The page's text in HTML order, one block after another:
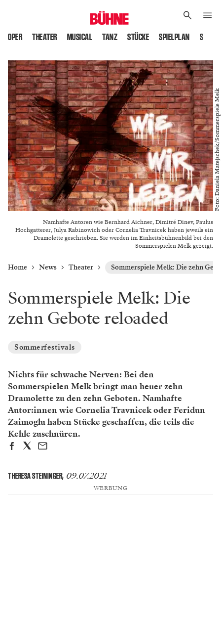
OPER THEATER MUSICAL TANZ STÜCKE SPIELPLAN
Namhafte Autoren wie Bernhard Aichner, Dimitré Dinev, Paulus
Hochgatterer, Julya Rabinowich oder Cornelia Travnicek haben jeweils ein
Dramolette geschrieben. Sie werden im Einheitsbühnenbild bei den
Sommerspielen Melk gezeigt.
Foto: Daniela Matejschek/Sommerspiele Melk
Home News Theater Sommerspiele Melk: Die zehn
Sommerspiele Melk: Die
zehn Gebote reloaded
Sommerfestivals
Nichts für schwache Nerven: Bei den
Sommerspielen Melk bringt man heuer zehn
Dramolette zu den zehn Geboten. Namhafte
Autor:innen wie Cornelia Travnicek oder Feridun
Zaimoglu haben Stücke geschaffen, die teils die
Kehle zuschnüren.
THERESA STEININGER, 09.07.2021
WERBUNG